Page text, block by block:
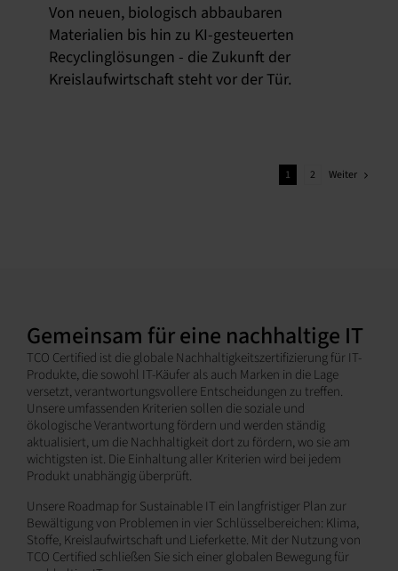
Von neuen, biologisch abbaubaren
Materialien bis hin zu KI-gesteuerten
Recyclinglösungen - die Zukunft der
Kreislaufwirtschaft steht vor der Tür.
1 2 Weiter
Gemeinsam für eine nachhaltige IT
TCO Certified ist die globale Nachhaltigkeitszertifizierung für IT-
Produkte, die sowohl IT-Käufer als auch Marken in die Lage
versetzt, verantwortungsvollere Entscheidungen zu treffen.
Unsere umfassenden Kriterien sollen die soziale und
ökologische Verantwortung fördern und werden ständig
aktualisiert, um die Nachhaltigkeit dort zu fördern, wo sie am
wichtigsten ist. Die Einhaltung aller Kriterien wird bei jedem
Produkt unabhängig überprüft.
Unsere Roadmap for Sustainable IT ein langfristiger Plan zur
Bewältigung von Problemen in vier Schlüsselbereichen: Klima,
Stoffe, Kreislaufwirtschaft und Lieferkette. Mit der Nutzung von
TCO Certified schließen Sie sich einer globalen Bewegung für